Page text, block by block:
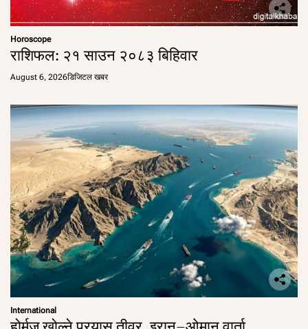
Horoscope
राशिफल: २१ साउन २०८३ बिहिवार
August 6, 2026डिजिटल खबर
International